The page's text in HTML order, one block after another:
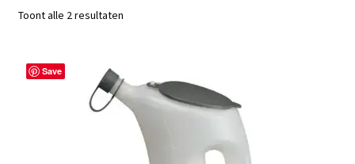
Winkelwagen
Toont alle 2 resultaten
Save